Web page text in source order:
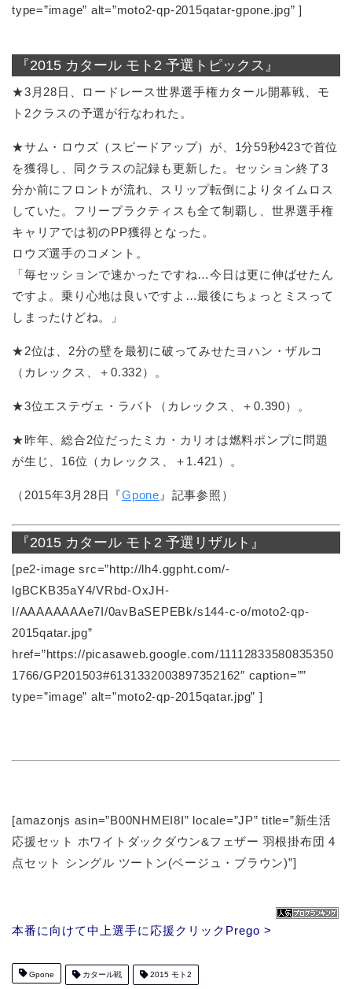
type=”image” alt=”moto2-qp-2015qatar-gpone.jpg” ]
『2015 カタール モト2 予選トピックス』
★3月28日、ロードレース世界選手権カタール開幕戦、モ
ト2クラスの予選が行なわれた。
★サム・ロウズ（スピードアップ）が、1分59秒423で首位
を獲得し、同クラスの記録も更新した。セッション終了3
分か前にフロントが流れ、スリップ転倒によりタイムロス
していた。フリープラクティスも全て制覇し、世界選手権
キャリアでは初のPP獲得となった。
ロウズ選手のコメント。
「毎セッションで速かったですね…今日は更に伸ばせたん
ですよ。乗り心地は良いですよ…最後にちょっとミスって
しまったけどね。」
★2位は、2分の壁を最初に破ってみせたヨハン・ザルコ
（カレックス、＋0.332）。
★3位エステヴェ・ラバト（カレックス、＋0.390）。
★昨年、総合2位だったミカ・カリオは燃料ポンプに問題
が生じ、16位（カレックス、＋1.421）。
（2015年3月28日『Gpone 』記事参照）
『2015 カタール モト2 予選リザルト』
[pe2-image src=”http://lh4.ggpht.com/-
lgBCKB35aY4/VRbd-OxJH-
I/AAAAAAAAe7I/0avBaSEPEBk/s144-c-o/moto2-qp-
2015qatar.jpg”
href=”https://picasaweb.google.com/11112833580835350
1766/GP201503#6131332003897352162″ caption=””
type=”image” alt=”moto2-qp-2015qatar.jpg” ]
[amazonjs asin=”B00NHMEI8I” locale=”JP” title=”新生活
応援セット ホワイトダックダウン&フェザー 羽根掛布団 4
点セット シングル ツートン(ベージュ・ブラウン)”]
本番に向けて中上選手に応援クリックPrego >
Gpone カタール戦 2015 モト2